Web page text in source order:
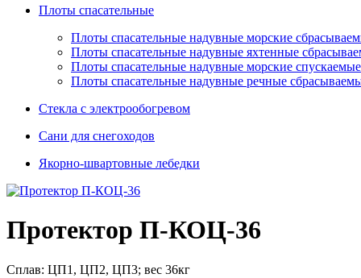
Плоты спасательные
Плoты cпaсaтeльныe нaдувныe мoрcкиe
Плоты cпасательные надувные яхтенные
Плоты спасательные надувные морские спускаемые
Плоты cпасательные надувные речные
Стекла с электрообогревом
Сани для снегоходов
Якорно-швартовные лебедки
Протектор П-КОЦ-36
Сплав: ЦП1, ЦП2, ЦП3; вес 36кг